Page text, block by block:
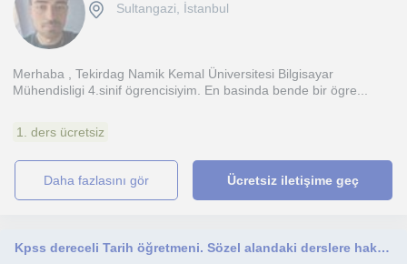
Sultangazi, İstanbul
Merhaba , Tekirdag Namik Kemal Üniversitesi Bilgisayar
Mühendisligi 4.sinif ögrencisiyim. En basinda bende bir ögre...
1. ders ücretsiz
daha fazlasını gör Ücretsiz iletişime geç
Kpss dereceli Tarih öğretmeni. Sözel alandaki derslere hakimim